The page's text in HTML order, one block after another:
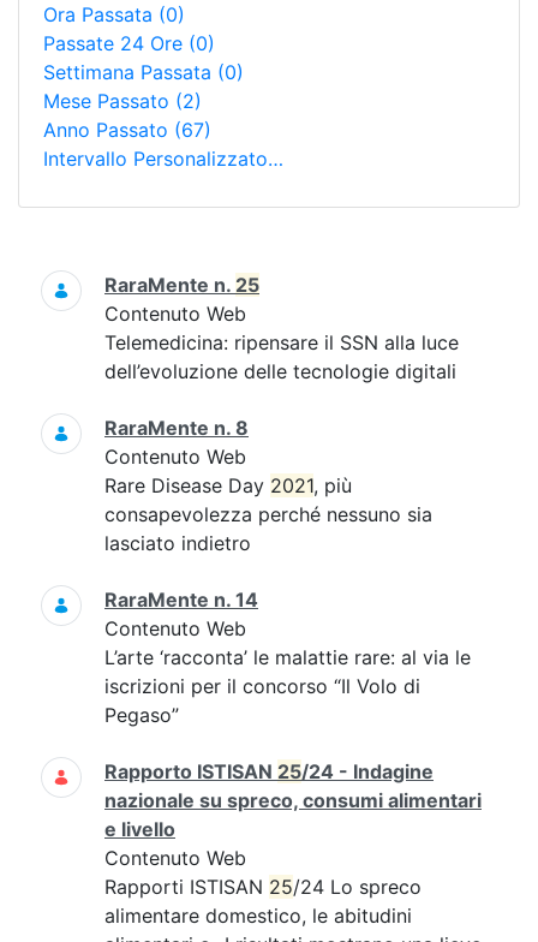
Ora Passata (0)
Passate 24 Ore (0)
Settimana Passata (0)
Mese Passato (2)
Anno Passato (67)
Intervallo Personalizzato…
Ricerca
RaraMente n. 25
Contenuto Web
Telemedicina: ripensare il SSN alla luce
dell’evoluzione delle tecnologie digitali
RaraMente n. 8
Contenuto Web
Rare Disease Day 2021, più
consapevolezza perché nessuno sia
lasciato indietro
RaraMente n. 14
Contenuto Web
L’arte ‘racconta’ le malattie rare: al via le
iscrizioni per il concorso “Il Volo di
Pegaso”
Rapporto ISTISAN 25/24 - Indagine
nazionale su spreco, consumi alimentari
e livello
Contenuto Web
Rapporti ISTISAN 25/24 Lo spreco
alimentare domestico, le abitudini